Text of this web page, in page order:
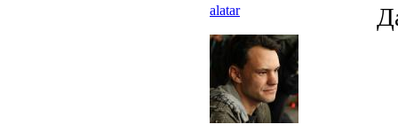
alatar